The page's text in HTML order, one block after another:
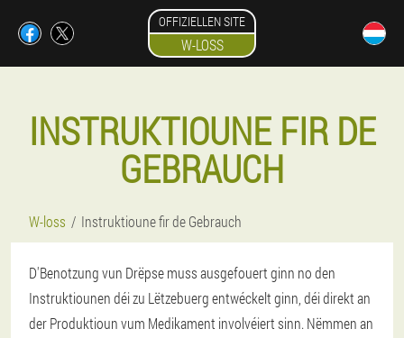
OFFIZIELLEN SITE
W-LOSS
INSTRUKTIOUNE FIR DE
GEBRAUCH
W-loss Instruktioune fir de Gebrauch
D'Benotzung vun Drëpse muss ausgefouert ginn no den
Instruktiounen déi zu Lëtzebuerg entwéckelt ginn, déi direkt an
der Produktioun vum Medikament involvéiert sinn. Nëmmen an